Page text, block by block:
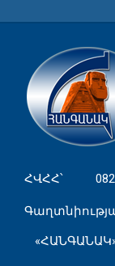
ՀՎՀՀ՝